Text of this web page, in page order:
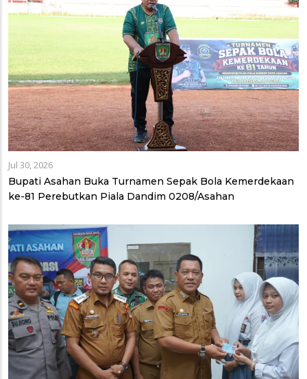
Jul 30, 2026
Bupati Asahan Buka Turnamen Sepak Bola Kemerdekaan
ke-81 Perebutkan Piala Dandim 0208/Asahan